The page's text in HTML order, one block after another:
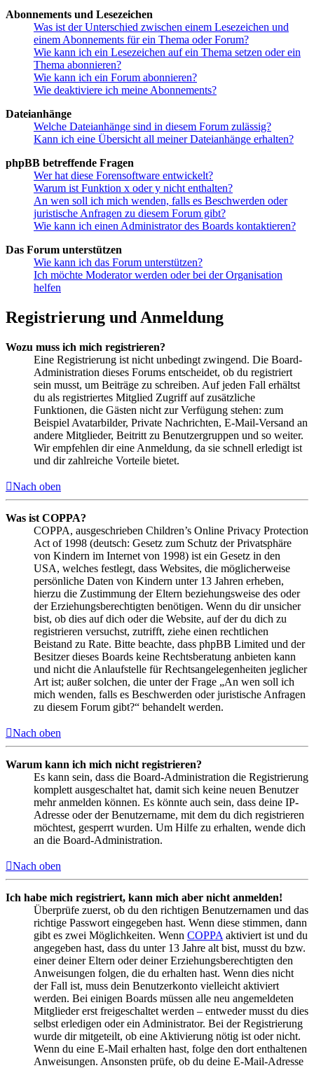
Abonnements und Lesezeichen
Was ist der Unterschied zwischen einem Lesezeichen und
einem Abonnements für ein Thema oder Forum?
Wie kann ich ein Lesezeichen auf ein Thema setzen oder ein
Thema abonnieren?
Wie kann ich ein Forum abonnieren?
Wie deaktiviere ich meine Abonnements?
Dateianhänge
Welche Dateianhänge sind in diesem Forum zulässig?
Kann ich eine Übersicht all meiner Dateianhänge erhalten?
phpBB betreffende Fragen
Wer hat diese Forensoftware entwickelt?
Warum ist Funktion x oder y nicht enthalten?
An wen soll ich mich wenden, falls es Beschwerden oder
juristische Anfragen zu diesem Forum gibt?
Wie kann ich einen Administrator des Boards kontaktieren?
Das Forum unterstützen
Wie kann ich das Forum unterstützen?
Ich möchte Moderator werden oder bei der Organisation
helfen
Registrierung und Anmeldung
Wozu muss ich mich registrieren?
Eine Registrierung ist nicht unbedingt zwingend. Die Board-
Administration dieses Forums entscheidet, ob du registriert
sein musst, um Beiträge zu schreiben. Auf jeden Fall erhältst
du als registriertes Mitglied Zugriff auf zusätzliche
Funktionen, die Gästen nicht zur Verfügung stehen: zum
Beispiel Avatarbilder, Private Nachrichten, E-Mail-Versand an
andere Mitglieder, Beitritt zu Benutzergruppen und so weiter.
Wir empfehlen dir eine Anmeldung, da sie schnell erledigt ist
und dir zahlreiche Vorteile bietet.
Nach oben
Was ist COPPA?
COPPA, ausgeschrieben Children’s Online Privacy Protection
Act of 1998 (deutsch: Gesetz zum Schutz der Privatsphäre
von Kindern im Internet von 1998) ist ein Gesetz in den
USA, welches festlegt, dass Websites, die möglicherweise
persönliche Daten von Kindern unter 13 Jahren erheben,
hierzu die Zustimmung der Eltern beziehungsweise des oder
der Erziehungsberechtigten benötigen. Wenn du dir unsicher
bist, ob dies auf dich oder die Website, auf der du dich zu
registrieren versuchst, zutrifft, ziehe einen rechtlichen
Beistand zu Rate. Bitte beachte, dass phpBB Limited und der
Besitzer dieses Boards keine Rechtsberatung anbieten kann
und nicht die Anlaufstelle für Rechtsangelegenheiten jeglicher
Art ist; außer solchen, die unter der Frage „An wen soll ich
mich wenden, falls es Beschwerden oder juristische Anfragen
zu diesem Forum gibt?“ behandelt werden.
Nach oben
Warum kann ich mich nicht registrieren?
Es kann sein, dass die Board-Administration die Registrierung
komplett ausgeschaltet hat, damit sich keine neuen Benutzer
mehr anmelden können. Es könnte auch sein, dass deine IP-
Adresse oder der Benutzername, mit dem du dich registrieren
möchtest, gesperrt wurden. Um Hilfe zu erhalten, wende dich
an die Board-Administration.
Nach oben
Ich habe mich registriert, kann mich aber nicht anmelden!
Überprüfe zuerst, ob du den richtigen Benutzernamen und das
richtige Passwort eingegeben hast. Wenn diese stimmen, dann
gibt es zwei Möglichkeiten. Wenn COPPA aktiviert ist und du
angegeben hast, dass du unter 13 Jahre alt bist, musst du bzw.
einer deiner Eltern oder deiner Erziehungsberechtigten den
Anweisungen folgen, die du erhalten hast. Wenn dies nicht
der Fall ist, muss dein Benutzerkonto vielleicht aktiviert
werden. Bei einigen Boards müssen alle neu angemeldeten
Mitglieder erst freigeschaltet werden – entweder musst du dies
selbst erledigen oder ein Administrator. Bei der Registrierung
wurde dir mitgeteilt, ob eine Aktivierung nötig ist oder nicht.
Wenn du eine E-Mail erhalten hast, folge den dort enthaltenen
Anweisungen. Ansonsten prüfe, ob du deine E-Mail-Adresse